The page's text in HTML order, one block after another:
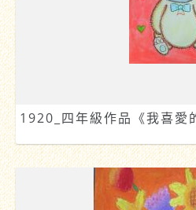
1920_四年級作品《我喜愛